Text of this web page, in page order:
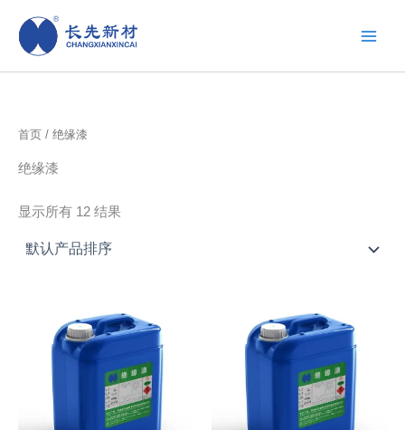
容
首页 / 绝缘漆
绝缘漆
显示所有 12 结果